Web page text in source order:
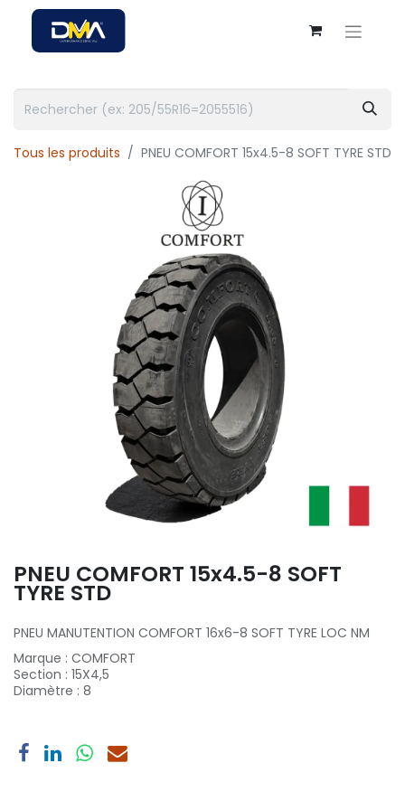
Tous les produits PNEU COMFORT 15x4.5-8 SOFT TYRE STD
PNEU COMFORT 15x4.5-8 SOFT
TYRE STD
PNEU MANUTENTION COMFORT 16x6-8 SOFT TYRE LOC NM
Marque : COMFORT
Section : 15X4,5
Diamètre : 8